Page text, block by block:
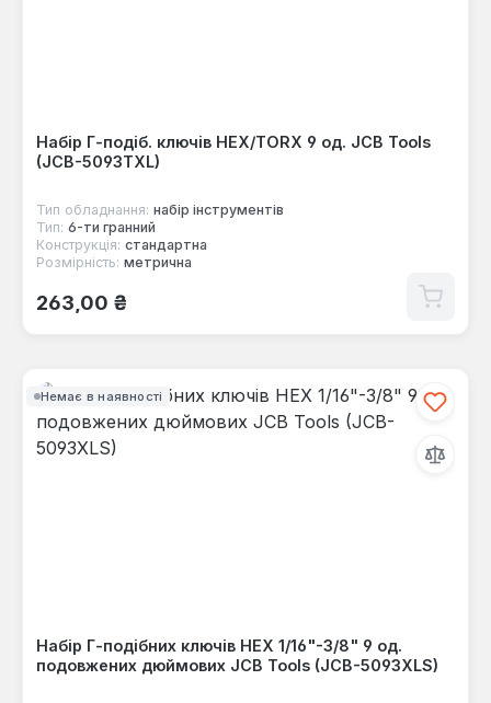
Набір Г-подіб. ключів HEX/TORX 9 од. JCB Tools
(JCB-5093TXL)
Тип обладнання: набір інструментів
Тип: 6-ти гранний
Конструкція: стандартна
Розмірність: метрична
Звичайна ціна:
263,00 ₴
Немає в наявності
Набір Г-подібних ключів HEX 1/16"-3/8" 9 од.
подовжених дюймових JCB Tools (JCB-5093XLS)